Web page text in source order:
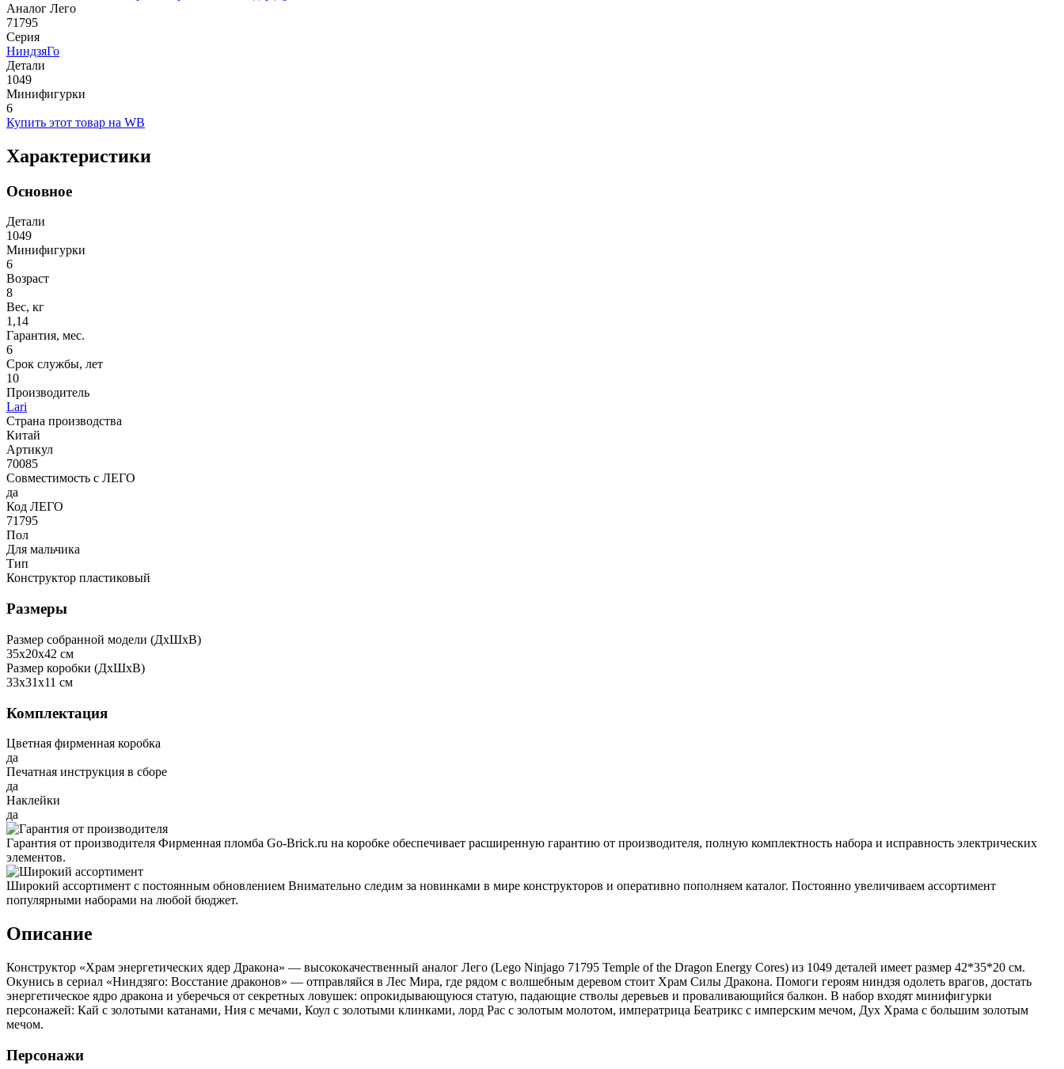
Аналог Лего
71795
Серия
НиндзяГо
Детали
1049
Минифигурки
6
Купить этот товар на WB
Характеристики
Основное
Детали
1049
Минифигурки
6
Возраст
8
Вес, кг
1,14
Гарантия, мес.
6
Срок службы, лет
10
Производитель
Lari
Страна производства
Китай
Артикул
70085
Совместимость с ЛЕГО
да
Код ЛЕГО
71795
Пол
Для мальчика
Тип
Конструктор пластиковый
Размеры
Размер собранной модели (ДxШxВ)
35x20x42 см
Размер коробки (ДxШxВ)
33x31x11 см
Комплектация
Цветная фирменная коробка
да
Печатная инструкция в сборе
да
Наклейки
да
Гарантия от производителя Фирменная пломба Go-Brick.ru на коробке обеспечивает расширенную гарантию от производителя, полную комплектность набора и исправность электрических
элементов.
Широкий ассортимент с постоянным обновлением Внимательно следим за новинками в мире конструкторов и оперативно пополняем каталог. Постоянно увеличиваем ассортимент
популярными наборами на любой бюджет.
Описание
Конструктор «Храм энергетических ядер Дракона» — высококачественный аналог Лего (Lego Ninjago 71795 Temple of the Dragon Energy Cores) из 1049 деталей имеет размер 42*35*20 см.
Окунись в сериал «Ниндзяго: Восстание драконов» — отправляйся в Лес Мира, где рядом с волшебным деревом стоит Храм Силы Дракона. Помоги героям ниндзя одолеть врагов, достать
энергетическое ядро дракона и уберечься от секретных ловушек: опрокидывающуюся статую, падающие стволы деревьев и проваливающийся балкон. В набор входят минифигурки
персонажей: Кай с золотыми катанами, Ния с мечами, Коул с золотыми клинками, лорд Рас с золотым молотом, императрица Беатрикс с имперским мечом, Дух Храма с большим золотым
мечом.
Персонажи